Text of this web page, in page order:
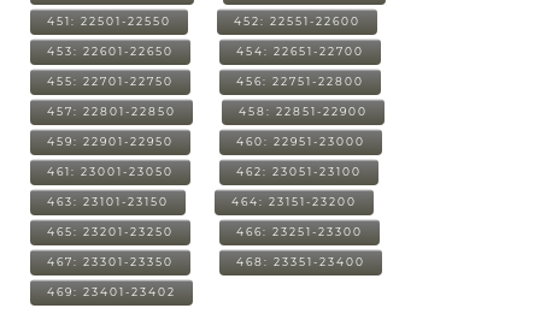
451: 22501-22550 452: 22551-22600
453: 22601-22650 454: 22651-22700
455: 22701-22750 456: 22751-22800
457: 22801-22850 458: 22851-22900
459: 22901-22950 460: 22951-23000
461: 23001-23050 462: 23051-23100
463: 23101-23150 464: 23151-23200
465: 23201-23250 466: 23251-23300
467: 23301-23350 468: 23351-23400
469: 23401-23402